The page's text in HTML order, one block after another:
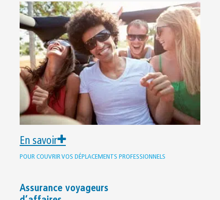
En savoir
POUR COUVRIR VOS DÉPLACEMENTS PROFESSIONNELS
Assurance voyageurs